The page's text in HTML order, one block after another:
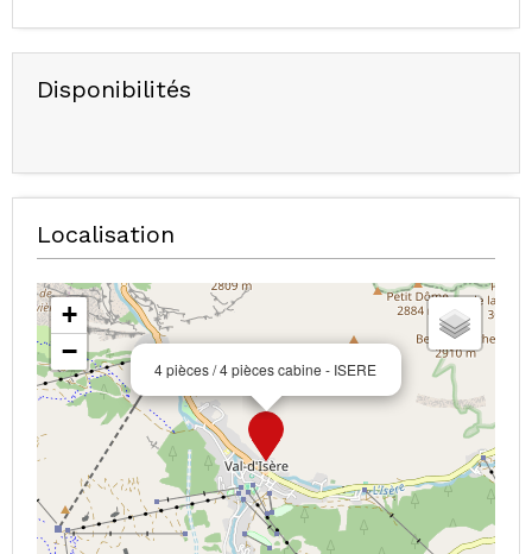
Disponibilités
Localisation
4 pièces / 4 pièces cabine - ISERE
+
−